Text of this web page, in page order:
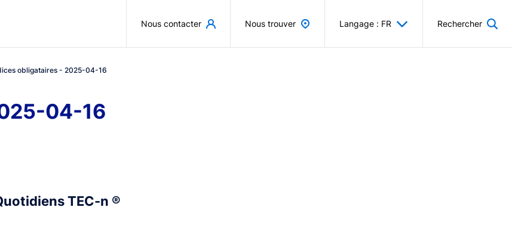
Nous contacter Nous trouver Langage : FR Rechercher
obligataires - 2025-04-16
04-16
TEC-n ®